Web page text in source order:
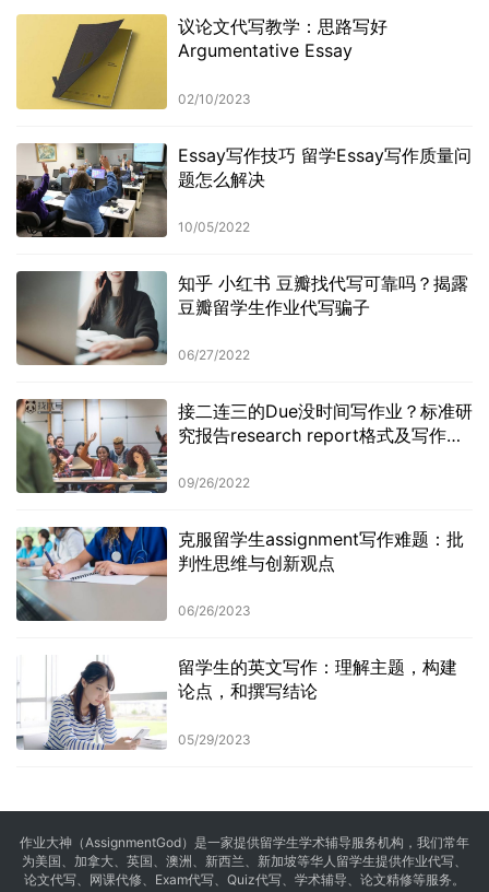
议论文代写教学：思路写好
Argumentative Essay
02/10/2023
Essay写作技巧 留学Essay写作质量问
题怎么解决
10/05/2022
知乎 小红书 豆瓣找代写可靠吗？揭露
豆瓣留学生作业代写骗子
06/27/2022
接二连三的Due没时间写作业？标准研
究报告research report格式及写作技
09/26/2022
克服留学生assignment写作难题：批
判性思维与创新观点
06/26/2023
留学生的英文写作：理解主题，构建
论点，和撰写结论
05/29/2023
作业大神（AssignmentGod）是一家提供留学生学术辅导服务机构，我们常年
为美国、加拿大、英国、澳洲、新西兰、新加坡等华人留学生提供作业代写、
论文代写、网课代修、Exam代写、Quiz代写、学术辅导、论文精修等服务。